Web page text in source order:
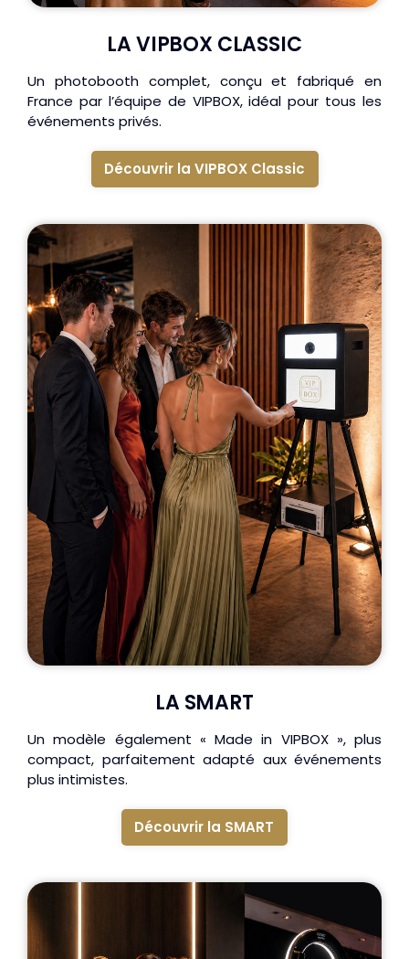
LA VIPBOX CLASSIC
Un photobooth complet, conçu et fabriqué en
France par l’équipe de VIPBOX, idéal pour tous les
événements privés.
Découvrir la VIPBOX Classic
LA SMART
Un modèle également « Made in VIPBOX », plus
compact, parfaitement adapté aux événements
plus intimistes.
Découvrir la SMART